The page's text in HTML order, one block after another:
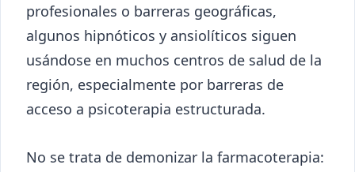
profesionales o barreras geográficas,
algunos hipnóticos y ansiolíticos siguen
usándose en muchos centros de salud de la
región, especialmente por barreras de
acceso a psicoterapia estructurada.
No se trata de demonizar la farmacoterapia: